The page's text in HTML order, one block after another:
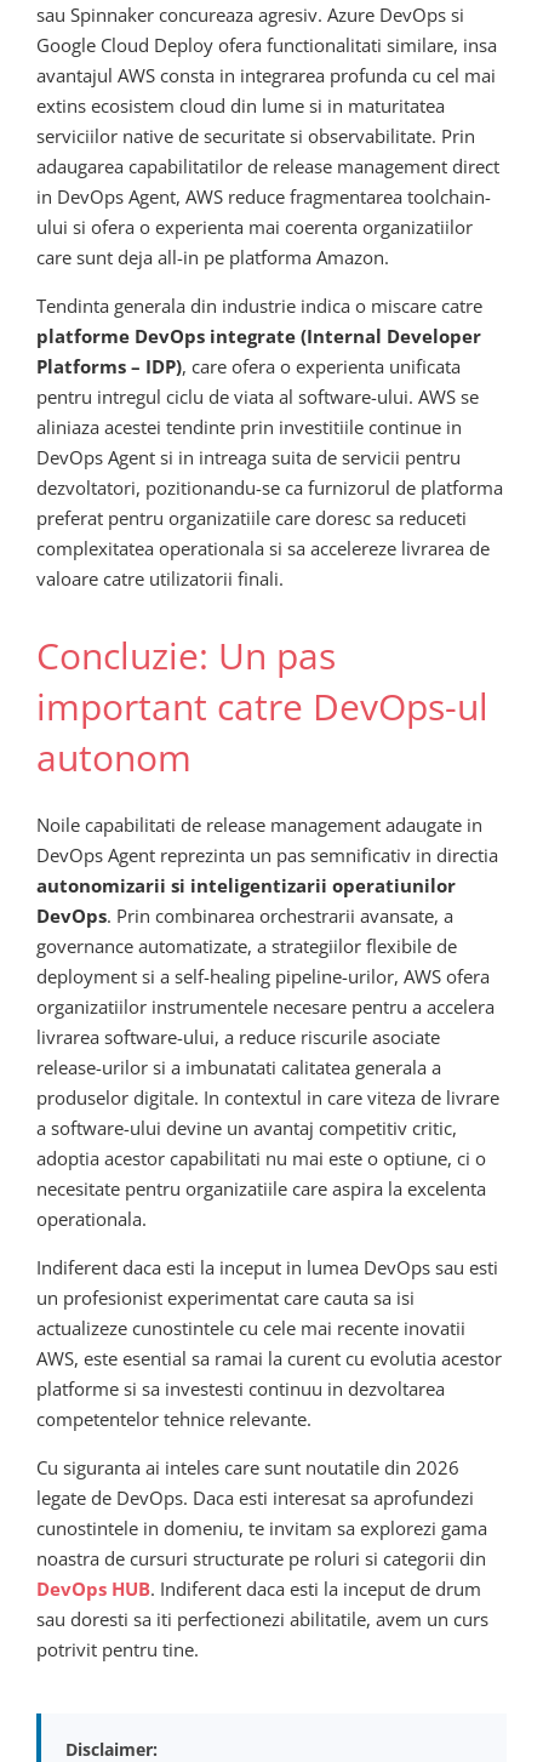
sau Spinnaker concureaza agresiv. Azure DevOps si
Google Cloud Deploy ofera functionalitati similare, insa
avantajul AWS consta in integrarea profunda cu cel mai
extins ecosistem cloud din lume si in maturitatea
serviciilor native de securitate si observabilitate. Prin
adaugarea capabilitatilor de release management direct
in DevOps Agent, AWS reduce fragmentarea toolchain-
ului si ofera o experienta mai coerenta organizatiilor
care sunt deja all-in pe platforma Amazon.
Tendinta generala din industrie indica o miscare catre
platforme DevOps integrate (Internal Developer
Platforms – IDP), care ofera o experienta unificata
pentru intregul ciclu de viata al software-ului. AWS se
aliniaza acestei tendinte prin investitiile continue in
DevOps Agent si in intreaga suita de servicii pentru
dezvoltatori, pozitionandu-se ca furnizorul de platforma
preferat pentru organizatiile care doresc sa reduceti
complexitatea operationala si sa accelereze livrarea de
valoare catre utilizatorii finali.
Concluzie: Un pas
important catre DevOps-ul
autonom
Noile capabilitati de release management adaugate in
DevOps Agent reprezinta un pas semnificativ in directia
autonomizarii si inteligentizarii operatiunilor
DevOps. Prin combinarea orchestrarii avansate, a
governance automatizate, a strategiilor flexibile de
deployment si a self-healing pipeline-urilor, AWS ofera
organizatiilor instrumentele necesare pentru a accelera
livrarea software-ului, a reduce riscurile asociate
release-urilor si a imbunatati calitatea generala a
produselor digitale. In contextul in care viteza de livrare
a software-ului devine un avantaj competitiv critic,
adoptia acestor capabilitati nu mai este o optiune, ci o
necesitate pentru organizatiile care aspira la excelenta
operationala.
Indiferent daca esti la inceput in lumea DevOps sau esti
un profesionist experimentat care cauta sa isi
actualizeze cunostintele cu cele mai recente inovatii
AWS, este esential sa ramai la curent cu evolutia acestor
platforme si sa investesti continuu in dezvoltarea
competentelor tehnice relevante.
Cu siguranta ai inteles care sunt noutatile din 2026
legate de DevOps. Daca esti interesat sa aprofundezi
cunostintele in domeniu, te invitam sa explorezi gama
noastra de cursuri structurate pe roluri si categorii din
DevOps HUB. Indiferent daca esti la inceput de drum
sau doresti sa iti perfectionezi abilitatile, avem un curs
potrivit pentru tine.
Disclaimer: